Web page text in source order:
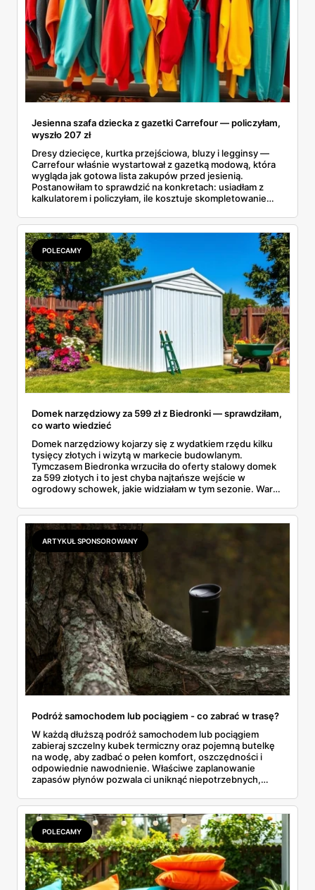
Jesienna szafa dziecka z gazetki Carrefour — policzyłam,
wyszło 207 zł
Dresy dziecięce, kurtka przejściowa, bluzy i legginsy —
Carrefour właśnie wystartował z gazetką modową, która
wygląda jak gotowa lista zakupów przed jesienią.
Postanowiłam to sprawdzić na konkretach: usiadłam z
kalkulatorem i policzyłam, ile kosztuje skompletowanie
niecałe 207 złotych za siedem rzeczy, od t-shirtu po
kurtkę. A dla starszaków są jeszcze markowe dresy Puma
i Everlast w cenach, które miło zaskakują.
POLECAMY
Domek narzędziowy za 599 zł z Biedronki — sprawdziłam,
co warto wiedzieć
Domek narzędziowy kojarzy się z wydatkiem rzędu kilku
tysięcy złotych i wizytą w markecie budowlanym.
Tymczasem Biedronka wrzuciła do oferty stalowy domek
za 599 złotych i to jest chyba najtańsze wejście w
ogrodowy schowek, jakie widziałam w tym sezonie. Warto
obiekt trzeba gdzieś zgłaszać i jak przygotować miejsce,
żeby konstrukcja nie odleciała przy pierwszej jesiennej
wichurze.
ARTYKUŁ SPONSOROWANY
Podróż samochodem lub pociągiem - co zabrać w trasę?
W każdą dłuższą podróż samochodem lub pociągiem
zabieraj szczelny kubek termiczny oraz pojemną butelkę
na wodę, aby zadbać o pełen komfort, oszczędności i
odpowiednie nawodnienie. Właściwe zaplanowanie
zapasów płynów pozwala ci uniknąć niepotrzebnych,
kupowania przepłaconych napojów w wagonach
restauracyjnych. Połączenie funkcji, jakie oferuje dobrze
izolujący kubek termiczny z gorącą kawą oraz niezawodna
butelka na wodę, tworzy idealny, podróżny zestaw. Dzięki
niemu wielogodzinne przemieszczanie się z miejsca na
miejsce staje się znacznie przyjemniejsze, a my zyskujemy
pewność, że nasze ulubione napoje są zawsze pod ręką.
POLECAMY